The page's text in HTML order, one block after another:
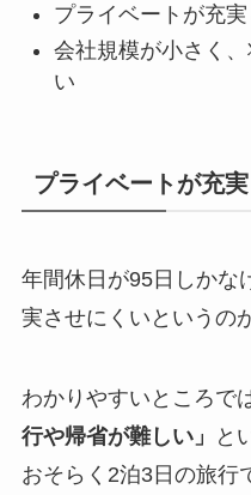
プライベートが充
会社規模が小さく
い
プライベートが充
年間休日が95日しかな
実させにくいというの
わかりやすいところで
行や帰省が難しい」
と
おそらく2泊3日の旅行